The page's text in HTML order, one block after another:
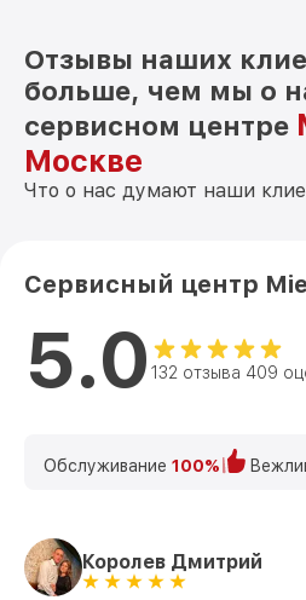
Отзывы наших
больше, чем мы о
сервисном центре
Москве
Что о нас думают наши
Сервисный центр
5.0 132 отзыва 409
Обслуживание 100%
Королев Дмитрий